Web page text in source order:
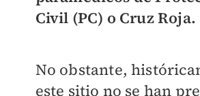
Civil (PC) o Cruz Roja.
No obstante,
este sitio no se han